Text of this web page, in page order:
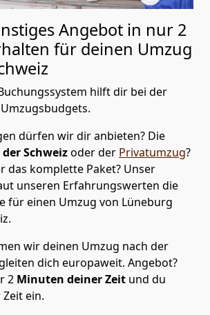
Angebot in nur 2
für deinen Umzug
hilft dir bei der
dürfen wir dir anbieten? Die
Schweizoder der Privatumzug?
das komplette Paket? Unser
unseren Erfahrungswerten die
für einen Umzug von Lüneburg
.
wir deinen Umzug nach der
dich europaweit. Angebot?
2 Minuten deiner Zeit und du
ein.